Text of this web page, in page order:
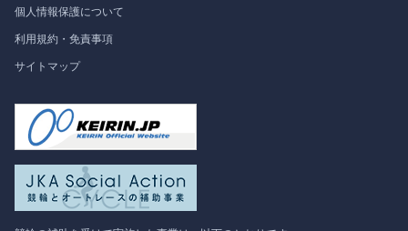
フォーラム情報
調査研究
個人情報保護について
利用規約・免責事項
サイトマップ